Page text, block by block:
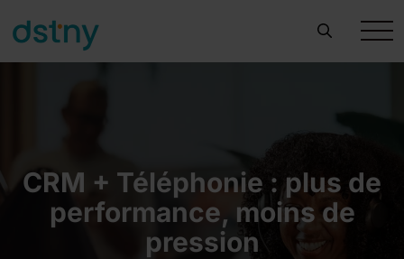
CRM + Téléphonie : plus de
performance, moins de
pression